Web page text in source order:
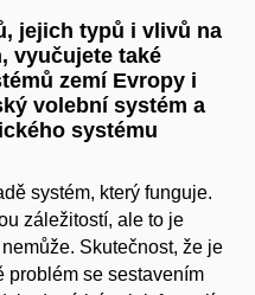
jejich typů i vlivů na
vyučujete také
zemí Evropy i
volební systém a
systému
systém, který funguje.
záležitostí, ale to je
Skutečnost, že je
problém se sestavením